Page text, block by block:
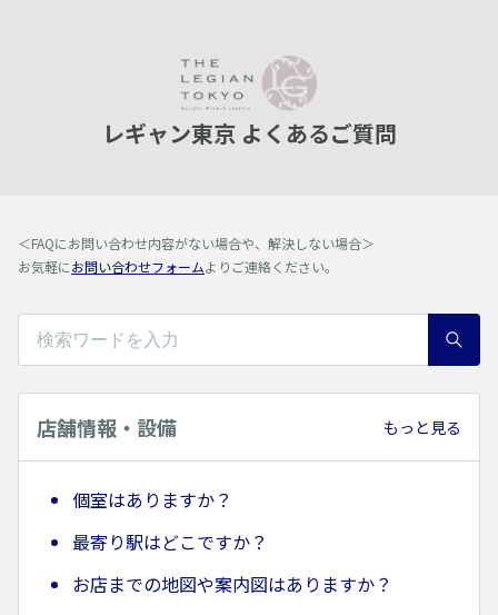
レギャン東京 よくあるご質問
＜FAQにお問い合わせ内容がない場合や、解決しない場合＞
お気軽にお問い合わせフォームよりご連絡ください。
店舗情報・設備 もっと見る
個室はありますか？
最寄り駅はどこですか？
お店までの地図や案内図はありますか？